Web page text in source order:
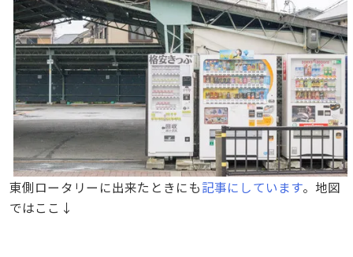
東側ロータリーに出来たときにも記事にしています。地図
ではここ↓